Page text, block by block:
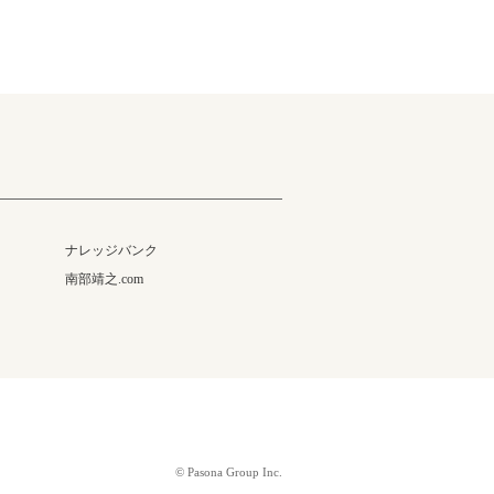
ナレッジバンク
南部靖之.com
© Pasona Group Inc.